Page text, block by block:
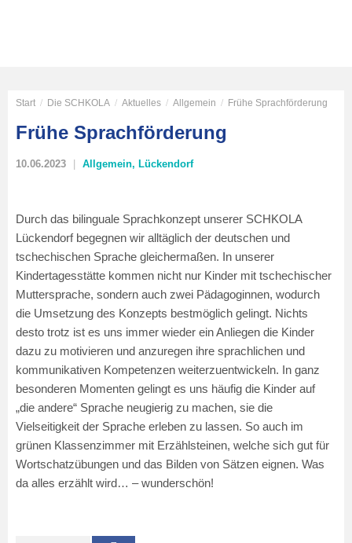
Start / Die SCHKOLA / Aktuelles / Allgemein / Frühe Sprachförderung
Frühe Sprachförderung
10.06.2023 Allgemein, Lückendorf
Durch das bilinguale Sprachkonzept unserer SCHKOLA
Lückendorf begegnen wir alltäglich der deutschen und
tschechischen Sprache gleichermaßen. In unserer
Kindertagesstätte kommen nicht nur Kinder mit tschechischer
Muttersprache, sondern auch zwei Pädagoginnen, wodurch
die Umsetzung des Konzepts bestmöglich gelingt. Nichts
desto trotz ist es uns immer wieder ein Anliegen die Kinder
dazu zu motivieren und anzuregen ihre sprachlichen und
kommunikativen Kompetenzen weiterzuentwickeln. In ganz
besonderen Momenten gelingt es uns häufig die Kinder auf
„die andere“ Sprache neugierig zu machen, sie die
Vielseitigkeit der Sprache erleben zu lassen. So auch im
grünen Klassenzimmer mit Erzählsteinen, welche sich gut für
Wortschatzübungen und das Bilden von Sätzen eignen. Was
da alles erzählt wird… – wunderschön!